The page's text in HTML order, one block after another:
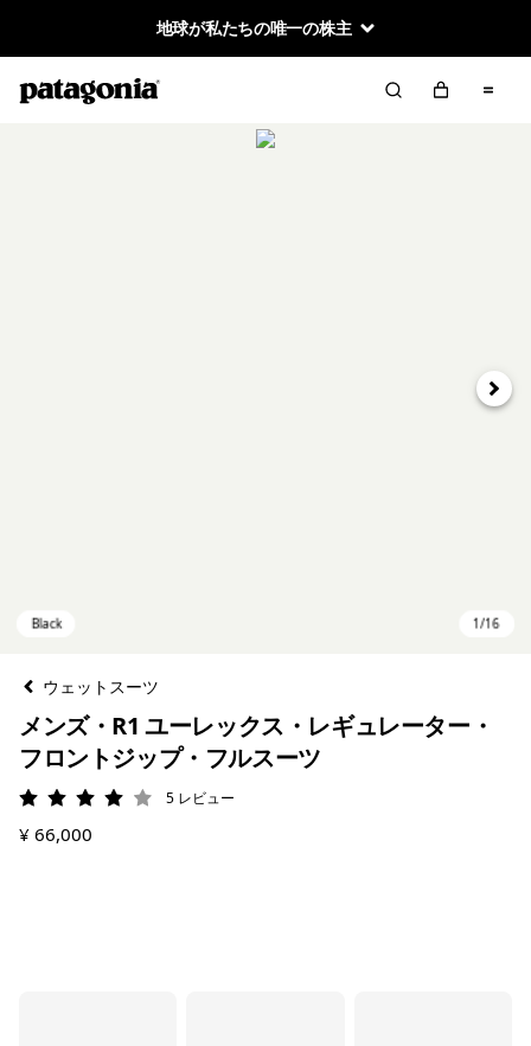
地球が私たちの唯一の株主
次へ
ウェットスーツ
メンズ・R1 ユーレックス・レギュレーター・
フロントジップ・フルスーツ
評価: 4 / 5 5 レビュー
¥ 66,000